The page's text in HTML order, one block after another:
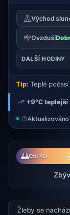
Východ
Ovzduší
DALŠÍ HODINY
Tip: Teplé
+9°C teplejší
Aktualizováno
🌅05:40
Žleby se